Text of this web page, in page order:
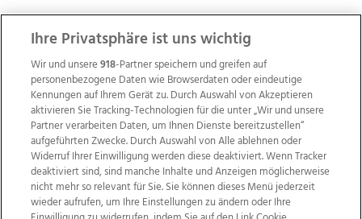
ZUR NACHRICHTENÜBERSICHT
Ihre Privatsphäre ist uns wichtig
Wir und unsere918-Partner speichern und greifen auf
personenbezogene Daten wie Browserdaten oder eindeutige
Kennungen auf Ihrem Gerät zu. Durch Auswahl von Akzeptieren
aktivieren Sie Tracking-Technologien für die unter „Wir und unsere
Partner verarbeiten Daten, um Ihnen Dienste bereitzustellen“
aufgeführten Zwecke. Durch Auswahl von Alle ablehnen oder
Widerruf Ihrer Einwilligung werden diese deaktiviert. Wenn Tracker
deaktiviert sind, sind manche Inhalte und Anzeigen möglicherweise
nicht mehr so relevant für Sie. Sie können dieses Menü jederzeit
wieder aufrufen, um Ihre Einstellungen zu ändern oder Ihre